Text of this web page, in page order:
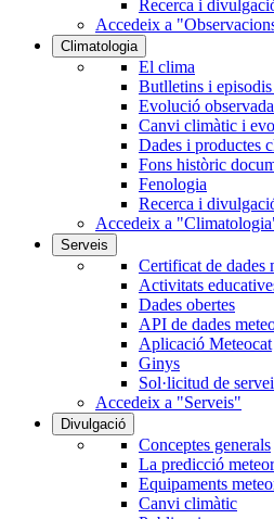
Recerca i
Accedeix a
Climatologia
El clima
Butlletins i
Evolució
Canvi climàtic i
Dades i productes
Fons històric
Fenologia
Recerca i
Accedeix a
Serveis
Certificat de dades
Activitats
Dades obertes
API de dades
Aplicació Meteocat
Ginys
Sol·licitud de
Accedeix a "Serveis"
Divulgació
Conceptes generals
La predicció
Equipaments
Canvi climàtic